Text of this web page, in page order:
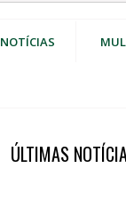
NOTÍCIAS
ÚLTIMAS